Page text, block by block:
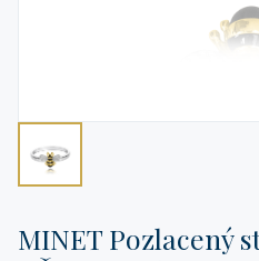
MINET Pozlacený